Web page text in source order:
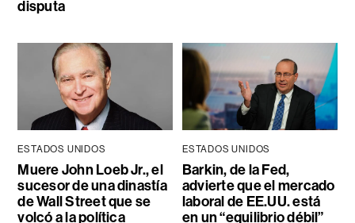
disputa
ESTADOS UNIDOS
Muere John Loeb Jr., el
sucesor de una dinastía
de Wall Street que se
volcó a la política
ESTADOS UNIDOS
Barkin, de la Fed,
advierte que el mercado
laboral de EE.UU. está
en un “equilibrio débil”